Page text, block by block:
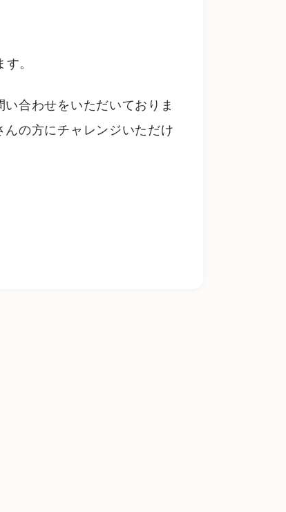
。
合わせをいただいておりま
の方にチャレンジいただけ